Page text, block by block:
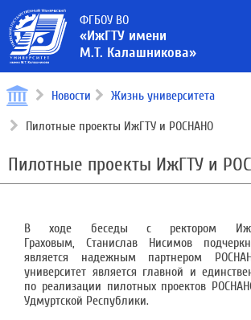
ФГБОУ ВО
«ИжГТУ имени
М.Т. Калашникова»
Новости Жизнь университета
Пилотные проекты ИжГТУ и РОСНАНО
Пилотные проекты ИжГТУ и
В ходе беседы с ректором
Граховым, Станислав Нисимов
является надежным партнером
университет является главной и
по реализации пилотных проектов
Удмуртской Республики.